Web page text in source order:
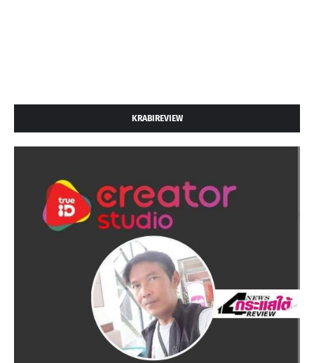
KRABIREVIEW